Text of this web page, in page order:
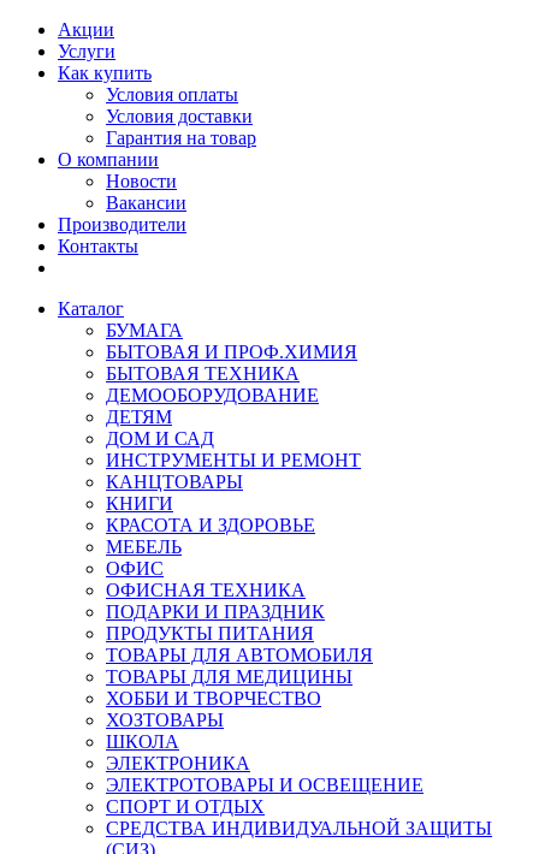
Акции
Услуги
Как купить
Условия оплаты
Условия доставки
Гарантия на товар
О компании
Новости
Вакансии
Производители
Контакты
Каталог
БУМАГА
БЫТОВАЯ И ПРОФ.ХИМИЯ
БЫТОВАЯ ТЕХНИКА
ДЕМООБОРУДОВАНИЕ
ДЕТЯМ
ДОМ И САД
ИНСТРУМЕНТЫ И РЕМОНТ
КАНЦТОВАРЫ
КНИГИ
КРАСОТА И ЗДОРОВЬЕ
МЕБЕЛЬ
ОФИС
ОФИСНАЯ ТЕХНИКА
ПОДАРКИ И ПРАЗДНИК
ПРОДУКТЫ ПИТАНИЯ
ТОВАРЫ ДЛЯ АВТОМОБИЛЯ
ТОВАРЫ ДЛЯ МЕДИЦИНЫ
ХОББИ И ТВОРЧЕСТВО
ХОЗТОВАРЫ
ШКОЛА
ЭЛЕКТРОНИКА
ЭЛЕКТРОТОВАРЫ И ОСВЕЩЕНИЕ
СПОРТ И ОТДЫХ
СРЕДСТВА ИНДИВИДУАЛЬНОЙ ЗАЩИТЫ
(СИЗ)